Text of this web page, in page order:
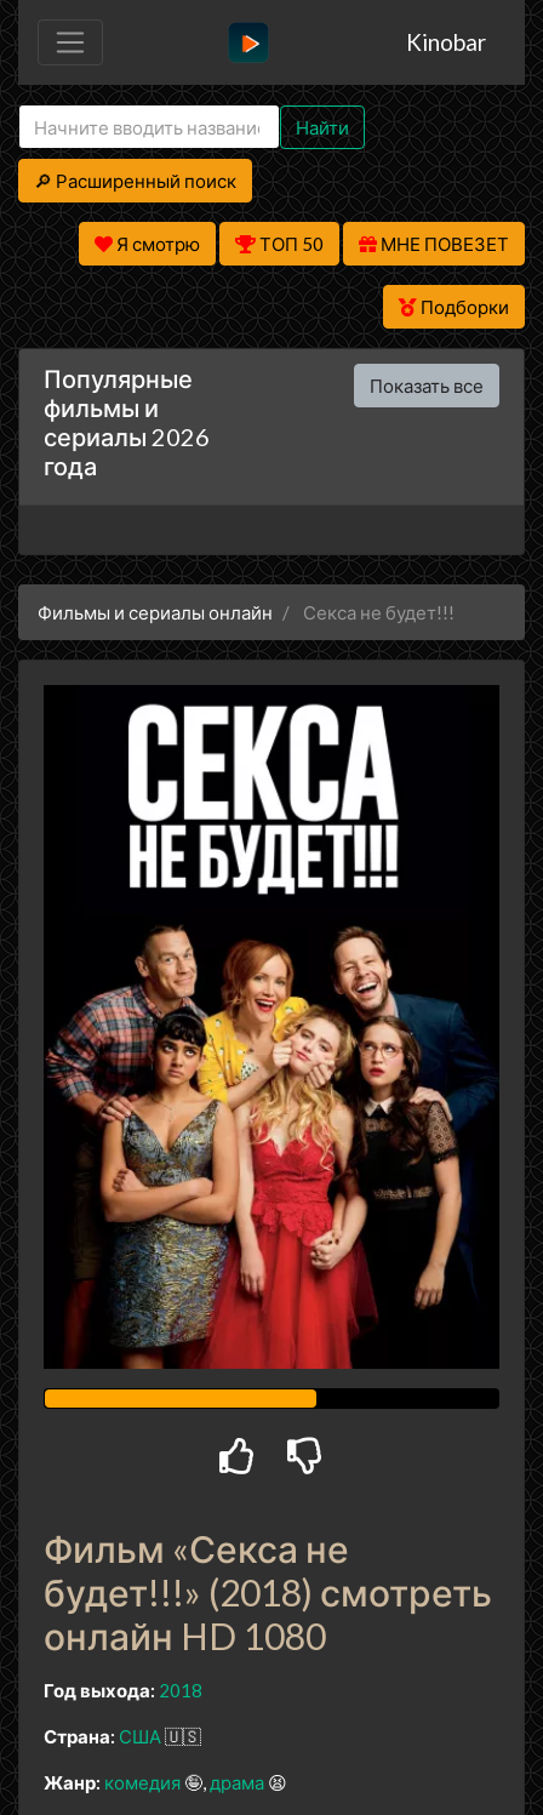
Kinobar
Найти
🔎 Расширенный поиск
Я смотрю ТОП 50 МНЕ ПОВЕЗЕТ
Подборки
Популярные
фильмы и
сериалы 2026
года
Показать все
Фильмы и сериалы онлайн Секса не будет!!!
Фильм «Секса не
будет!!!» (2018) смотреть
онлайн HD 1080
Год выхода: 2018
Страна: США🇺🇸
Жанр: комедия 🤪 драма 😫